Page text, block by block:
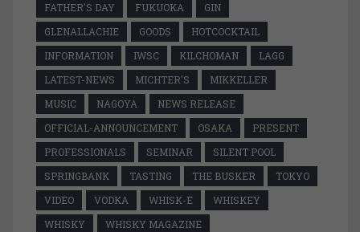
FATHER'S DAY
FUKUOKA
GIN
GLENALLACHIE
GOODS
HOTCOCKTAIL
INFORMATION
IWSC KILCHOMAN
LAGG
LATEST-NEWS
MICHTER'S
MIKKELLER
MUSIC
NAGOYA
NEWS RELEASE
OFFICIAL-ANNOUNCEMENT
OSAKA
PRESENT
PROFESSIONALS
SEMINAR
SILENT POOL
SPRINGBANK
TASTING THE BUSKER
TOKYO
VIDEO
VODKA WHISK-E
WHISKEY
WHISKY
WHISKY MAGAZINE